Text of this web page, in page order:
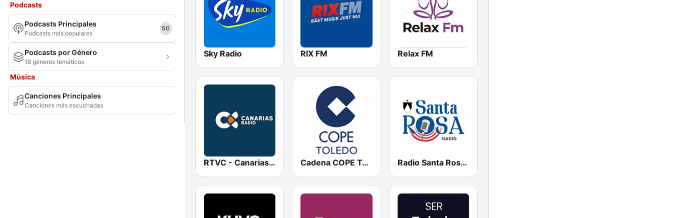
Podcasts
Podcasts Principales
Podcasts más populares
50
Podcasts por Género
18 géneros temáticos
Música
Canciones Principales
Canciones más escuchadas
Sky Radio RIX FM Relax FM
RTVC - Canarias Radio Cadena COPE Toledo Radio Santa Rosa 105.1 FM